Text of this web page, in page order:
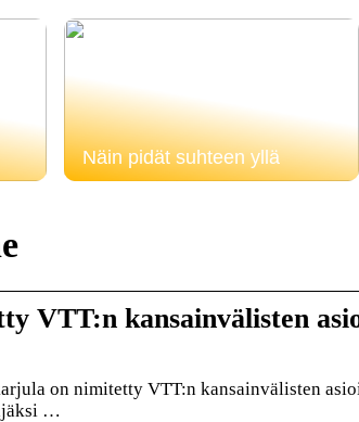
Näin pidät suhteen yllä
VTT:n kansainvälisten
on nimitetty VTT:n kansainvälisten
…